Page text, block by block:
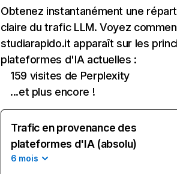
Obtenez instantanément une
claire du trafic LLM. Voyez
studiarapido.it apparaît sur les
plateformes d'IA actuelles :
159 visites de Perplexity
...et plus encore !
Trafic en provenance des
plateformes d'IA (absolu)
6 mois